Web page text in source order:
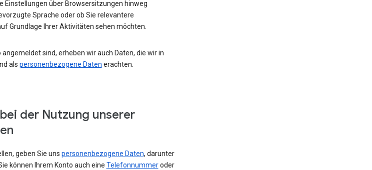
Einstellungen über Browsersitzungen hinweg
Sprache oder ob Sie relevantere
Grundlage Ihrer Aktivitäten sehen möchten.
sind, erheben wir auch Daten, die wir in
als personenbezogene Daten erachten.
der Nutzung unserer
geben Sie uns personenbezogene Daten, darunter
können Ihrem Konto auch eine Telefonnummeroder